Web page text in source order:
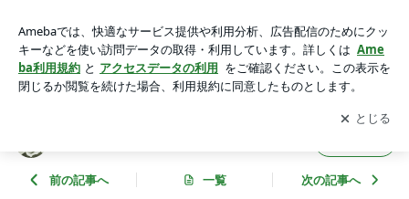
アプリをダウンロードして ブログの更新通知
を受け取りまし
ょう。
開く
前の記事へ 一覧 次の記事へ